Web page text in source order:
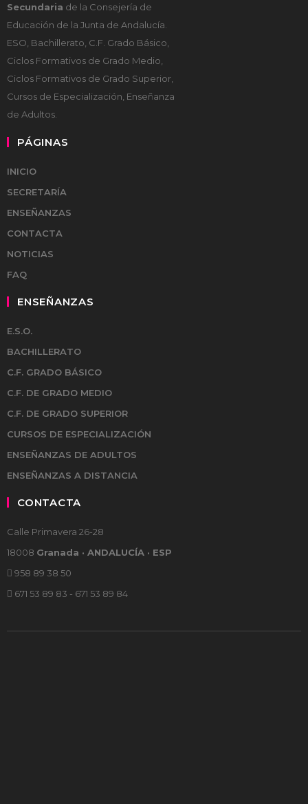
Secundaria de la Consejería de
Educación de la Junta de Andalucía.
ESO, Bachillerato, C.F. Grado Básico,
Ciclos Formativos de Grado Medio,
Ciclos Formativos de Grado Superior,
Cursos de Especialización, Enseñanza
de Adultos.
PÁGINAS
INICIO
SECRETARÍA
ENSEÑANZAS
CONTACTA
NOTICIAS
FAQ
ENSEÑANZAS
E.S.O.
BACHILLERATO
C.F. GRADO BÁSICO
C.F. DE GRADO MEDIO
C.F. DE GRADO SUPERIOR
CURSOS DE ESPECIALIZACIÓN
ENSEÑANZAS DE ADULTOS
ENSEÑANZAS A DISTANCIA
CONTACTA
Calle Primavera 26-28
18008 Granada · ANDALUCÍA · ESP
958 89 38 50
671 53 89 83 - 671 53 89 84